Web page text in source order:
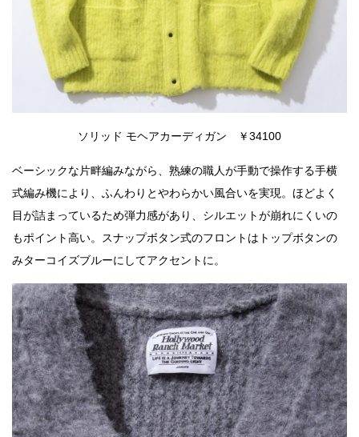
ソリッド モヘアカーディガン ￥34100
ベーシックな片畔編みながら、熟練の職人が手動で操作する手横
式編み機により、ふんわりとやわらかい風合いを実現。ほどよく
目が詰まっているため弾力感があり、シルエットが崩れにくいの
もポイント高い。スナップボタン式のフロントはトップボタンの
みターコイズブルーにしてアクセントに。